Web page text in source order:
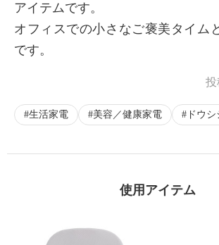
アイテムです。
オフィスでの小さなご褒美タイム
です。
投
生活家電 美容／健康家電 ドウシ
使用アイテム